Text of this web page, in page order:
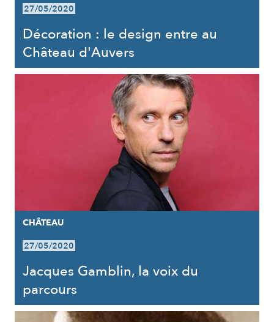
27/05/2020
Décoration : le design entre au
Château d'Auvers
CHÂTEAU
27/05/2020
Jacques Gamblin, la voix du
parcours